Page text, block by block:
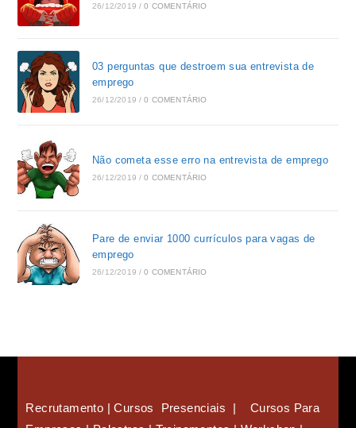
26/12/2019 / 0 COMENTÁRIO
03 perguntas que destroem sua entrevista de
emprego
26/12/2019 / 0 COMENTÁRIO
Não cometa esse erro na entrevista de emprego
26/12/2019 / 0 COMENTÁRIO
Pare de enviar 1000 currículos para vagas de
emprego
26/12/2019 / 0 COMENTÁRIO
Recrutamento | Cursos Presenciais | Cursos Para